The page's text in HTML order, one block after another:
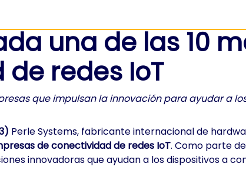
una de las 10
redes IoT
que impulsan la innovación para ayudar a
Perle Systems, fabricante internacional de
de conectividad de redes IoT. Como parte
innovadoras que ayudan a los dispositivos a